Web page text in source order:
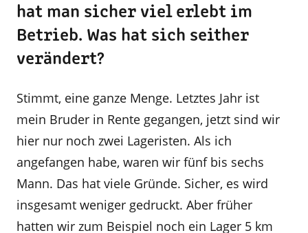
hat man sicher viel erlebt im
Betrieb. Was hat sich seither
verändert?
Stimmt, eine ganze Menge. Letztes Jahr ist
mein Bruder in Rente gegangen, jetzt sind wir
hier nur noch zwei Lageristen. Als ich
angefangen habe, waren wir fünf bis sechs
Mann. Das hat viele Gründe. Sicher, es wird
insgesamt weniger gedruckt. Aber früher
hatten wir zum Beispiel noch ein Lager 5 km